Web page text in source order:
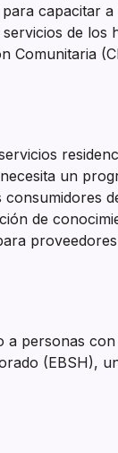
capacitar
de los
Comunitaria
un
de
personas con
(EBSH),